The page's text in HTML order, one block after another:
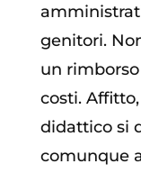
genitori.
un
costi.
didattico si
comunque